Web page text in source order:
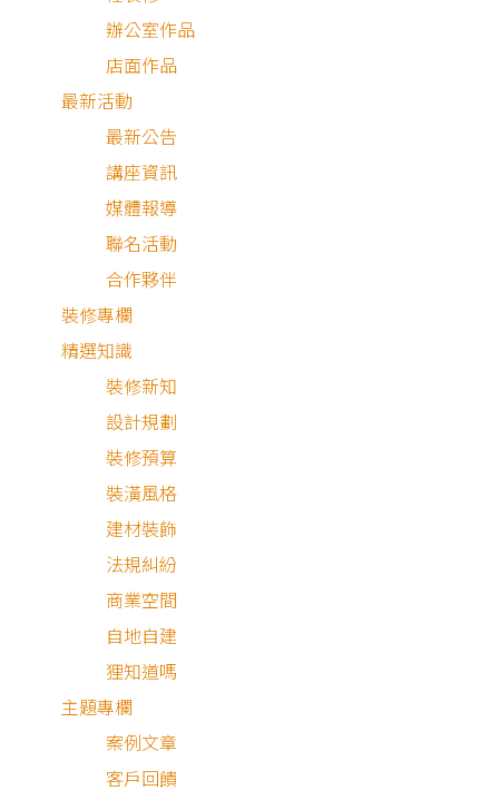
辦公室作品
店面作品
最新活動
最新公告
講座資訊
媒體報導
聯名活動
合作夥伴
裝修專欄
精選知識
裝修新知
設計規劃
裝修預算
裝潢風格
建材裝飾
法規糾紛
商業空間
自地自建
狸知道嗎
主題專欄
案例文章
客戶回饋
其他風格